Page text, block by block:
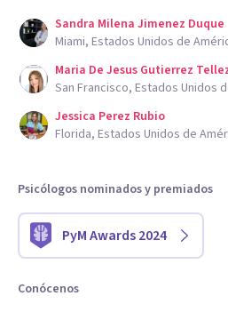
Sandra Milena Jimenez Duque
Miami, Estados Unidos de
Maria De Jesus Gutierrez
San Francisco, Estados Unidos
Jessica Perez Rubio
Florida, Estados Unidos de
Psicólogos nominados y premiados
PyM Awards 2024
Conócenos